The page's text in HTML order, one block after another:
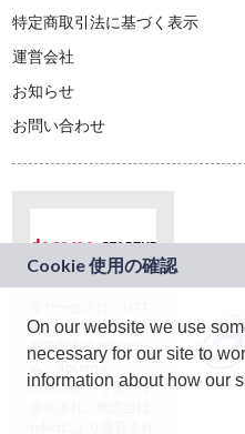
特定商取引法に基づく表示
運営会社
お知らせ
お問い合わせ
ドコモグループの新
規事業創出プログラ
ム「docomo
STARTUP」を通じて
On our website we use
necessary for our site to
information about how our